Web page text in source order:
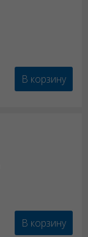
В корзину
В корзину